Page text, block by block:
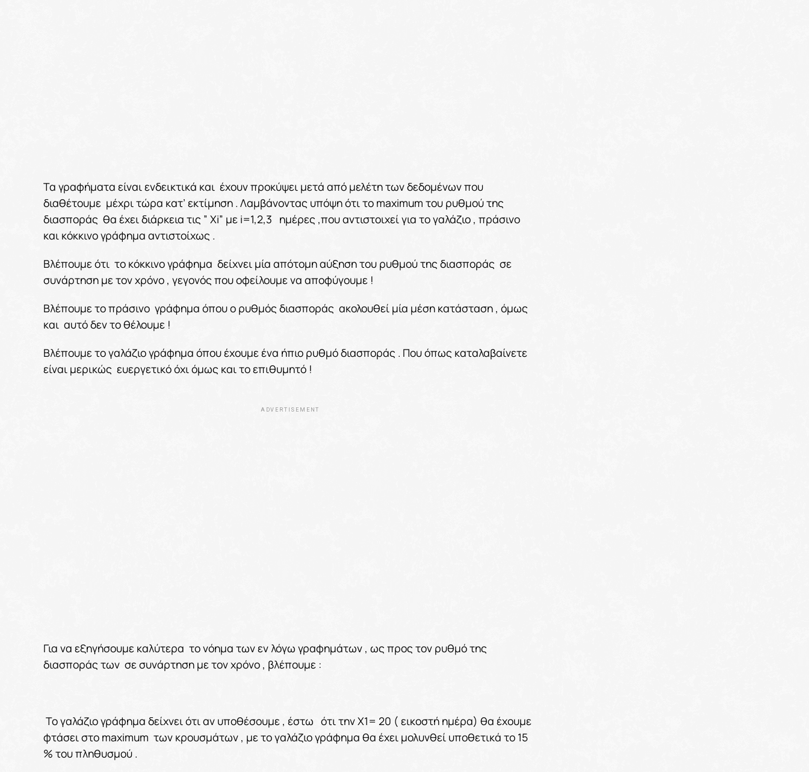
Τα γραφήματα είναι ενδεικτικά και έχουν προκύψει μετά από μελέτη των δεδομένων που
διαθέτουμε μέχρι τώρα κατ’ εκτίμηση . Λαμβάνοντας υπόψη ότι το maximum του ρυθμού της
διασποράς θα έχει διάρκεια τις ” Xi” με i=1,2,3 ημέρες ,που αντιστοιχεί για το γαλάζιο , πράσινο
και κόκκινο γράφημα αντιστοίχως .
Βλέπουμε ότι το κόκκινο γράφημα δείχνει μία απότομη αύξηση του ρυθμού της διασποράς σε
συνάρτηση με τον χρόνο , γεγονός που οφείλουμε να αποφύγουμε !
Βλέπουμε το πράσινο γράφημα όπου ο ρυθμός διασποράς ακολουθεί μία μέση κατάσταση , όμως
και αυτό δεν το θέλουμε !
Βλέπουμε το γαλάζιο γράφημα όπου έχουμε ένα ήπιο ρυθμό διασποράς . Που όπως καταλαβαίνετε
είναι μερικώς ευεργετικό όχι όμως και το επιθυμητό !
ADVERTISEMENT
Για να εξηγήσουμε καλύτερα το νόημα των εν λόγω γραφημάτων , ως προς τον ρυθμό της
διασποράς των σε συνάρτηση με τον χρόνο , βλέπουμε :
Το γαλάζιο γράφημα δείχνει ότι αν υποθέσουμε , έστω ότι την X1= 20 ( εικοστή ημέρα) θα έχουμε
φτάσει στο maximum των κρουσμάτων , με το γαλάζιο γράφημα θα έχει μολυνθεί υποθετικά το 15
% του πληθυσμού .